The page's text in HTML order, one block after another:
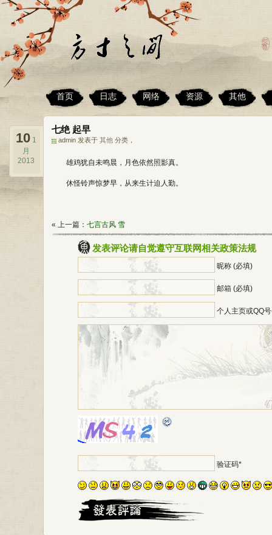
首页 日志 网络 资源 其他
七绝 起早
admin 发表于 其他 分类，
10 1
月
2013
雄鸡犹自未鸣晨，月色依然照影真。
休怪铃声惊梦早，从来生计迫人勤。
« 上一篇： 七言古风 雪
发表评论请自觉遵守互联网相关政策法规
昵称 (必填)
邮箱 (必填)
个人主页或QQ
验证码*